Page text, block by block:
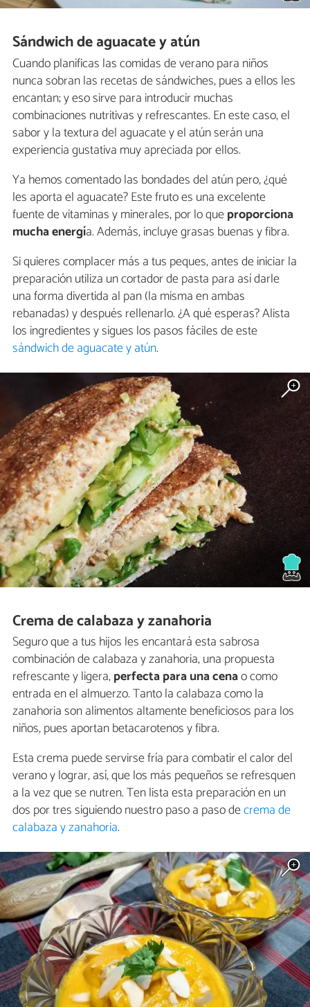
Sándwich de aguacate y atún
Cuando planificas las comidas de verano para niños
nunca sobran las recetas de sándwiches, pues a ellos les
encantan; y eso sirve para introducir muchas
combinaciones nutritivas y refrescantes. En este caso, el
sabor y la textura del aguacate y el atún serán una
experiencia gustativa muy apreciada por ellos.
Ya hemos comentado las bondades del atún pero, ¿qué
les aporta el aguacate? Este fruto es una excelente
fuente de vitaminas y minerales, por lo queproporciona
mucha energía. Además, incluye grasas buenas y fibra.
Si quieres complacer más a tus peques, antes de iniciar la
preparación utiliza un cortador de pasta para así darle
una forma divertida al pan (la misma en ambas
rebanadas) y después rellenarlo. ¿A qué esperas? Alista
los ingredientes y sigues los pasos fáciles de este
sándwich de aguacate y atún.
Crema de calabaza y zanahoria
Seguro que a tus hijos les encantará esta sabrosa
combinación de calabaza y zanahoria, una propuesta
refrescante y ligera,perfecta para una cenao como
entrada en el almuerzo. Tanto la calabaza como la
zanahoria son alimentos altamente beneficiosos para los
niños, pues aportan betacarotenos y fibra.
Esta crema puede servirse fría para combatir el calor del
verano y lograr, así, que los más pequeños se refresquen
a la vez que se nutren. Ten lista esta preparación en un
dos por tres siguiendo nuestro paso a paso decrema de
calabaza y zanahoria.